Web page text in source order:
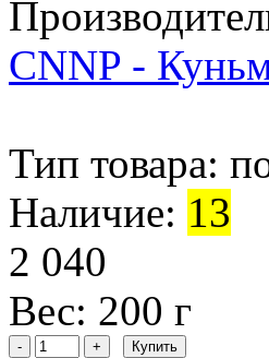
CNNP -
Тип товара:
Наличие: 13
2 040
Вес: 200 г